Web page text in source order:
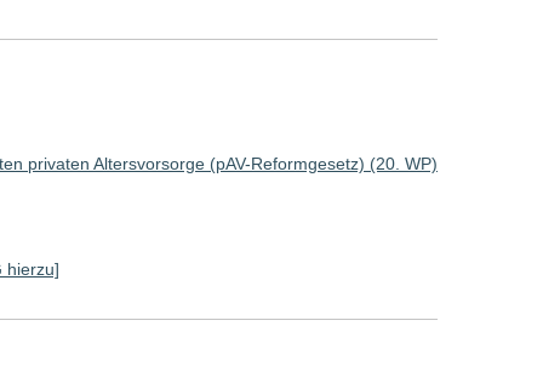
privaten Altersvorsorge (pAV-Reformgesetz) (20. WP)
hierzu]